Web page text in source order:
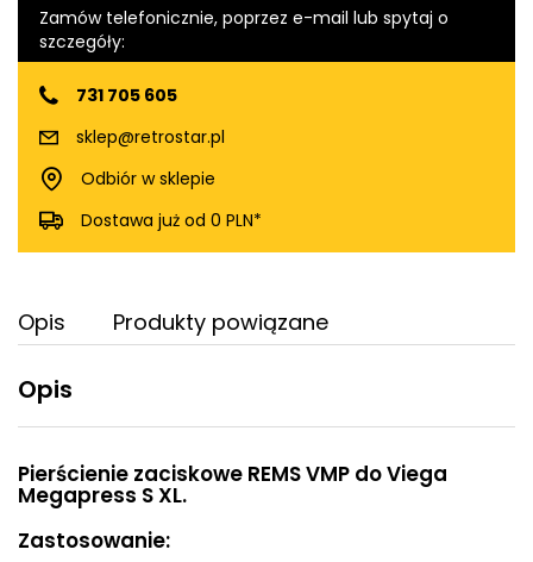
Zamów telefonicznie, poprzez e-mail lub spytaj o
szczegóły:
731 705 605
sklep@retrostar.pl
Odbiór w sklepie
Dostawa już od 0 PLN*
Opis Produkty powiązane
Opis
Pierścienie zaciskowe REMS VMP do Viega
Megapress S XL.
Zastosowanie: